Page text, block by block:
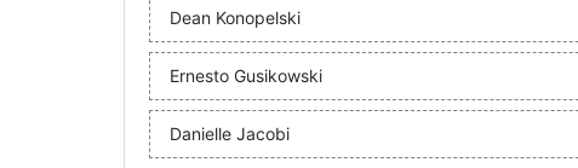
Dean Konopelski
Ernesto Gusikowski
Danielle Jacobi